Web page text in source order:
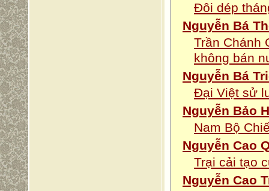
Đôi dép
Nguyễn Bá
Trần Chánh
không bán
Nguyễn Bá
Đại Việt sử
Nguyễn Bảo
Nam Bộ
Nguyễn Cao
Trại cải tạo
Nguyễn Cao